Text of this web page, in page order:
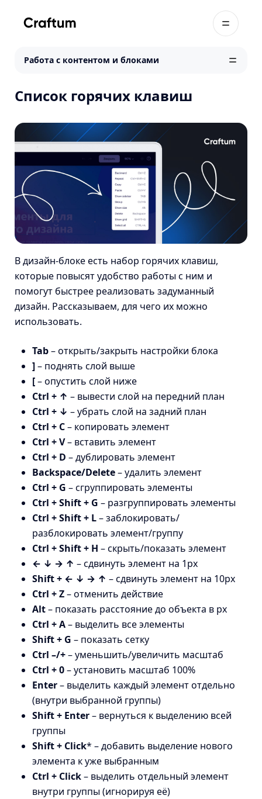
Работа с контентом и блоками
Список горячих клавиш
В дизайн-блоке есть набор горячих клавиш,
которые повысят удобство работы с ним и
помогут быстрее реализовать задуманный
дизайн. Рассказываем, для чего их можно
использовать.
Tab– открыть/закрыть настройки блока
]– поднять слой выше
[– опустить слой ниже
Ctrl + ↑ – вывести слой на передний план
Ctrl + ↓ – убрать слой на задний план
Ctrl + C– копировать элемент
Ctrl + V– вставить элемент
Ctrl + D – дублировать элемент
Backspace/Delete– удалить элемент
Ctrl + G – сгруппировать элементы
Ctrl + Shift + G – разгруппировать элементы
Ctrl + Shift + L– заблокировать/
разблокировать элемент/группу
Ctrl + Shift + H – скрыть/показать элемент
← ↓ → ↑ – сдвинуть элемент на 1px
Shift + ← ↓ → ↑ – сдвинуть элемент на 10px
Ctrl + Z– отменить действие
Alt– показать расстояние до объекта в px
Ctrl + A– выделить все элементы
Shift + G – показать сетку
Ctrl –/+– уменьшить/увеличить масштаб
Ctrl + 0– установить масштаб 100%
Enter– выделить каждый элемент отдельно
(внутри выбранной группы)
Shift + Enter– вернуться к выделению всей
группы
Shift + Click* – добавить выделение нового
элемента к уже выбранным
Ctrl + Click– выделить отдельный элемент
внутри группы (игнорируя её)